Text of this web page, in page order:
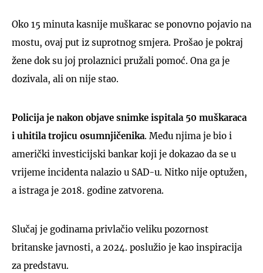
Oko 15 minuta kasnije muškarac se ponovno pojavio na
mostu, ovaj put iz suprotnog smjera. Prošao je pokraj
žene dok su joj prolaznici pružali pomoć. Ona ga je
dozivala, ali on nije stao.
Policija je nakon objave snimke ispitala 50 muškaraca
i uhitila trojicu osumnjičenika. Među njima je bio i
američki investicijski bankar koji je dokazao da se u
vrijeme incidenta nalazio u SAD-u. Nitko nije optužen,
a istraga je 2018. godine zatvorena.
Slučaj je godinama privlačio veliku pozornost
britanske javnosti, a 2024. poslužio je kao inspiracija
za predstavu.